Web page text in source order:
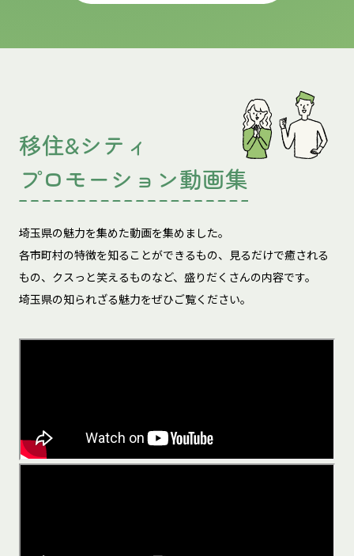
移住&シティ
プロモーション動画集
埼玉県の魅力を集めた動画を集めました。
各市町村の特徴を知ることができるもの、見るだけで癒される
もの、 クスっと笑えるものなど、盛りだくさんの内容です。
埼玉県の知られざる魅力をぜひご覧ください。